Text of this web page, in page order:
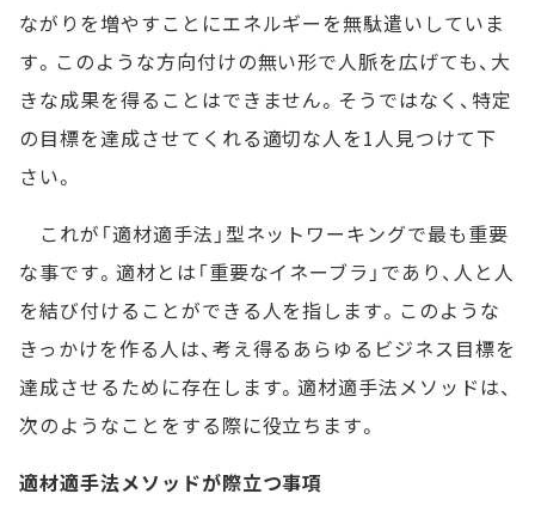
ながりを増やすことにエネルギーを無駄遣いしていま
す。このような方向付けの無い形で人脈を広げても、大
きな成果を得ることはできません。そうではなく、特定
の目標を達成させてくれる適切な人を1人見つけて下
さい。
これが「適材適手法」型ネットワーキングで最も重要
な事です。適材とは「重要なイネーブラ」であり、人と人
を結び付けることができる人を指します。このような
きっかけを作る人は、考え得るあらゆるビジネス目標を
達成させるために存在します。適材適手法メソッドは、
次のようなことをする際に役立ちます。
適材適手法メソッドが際立つ事項